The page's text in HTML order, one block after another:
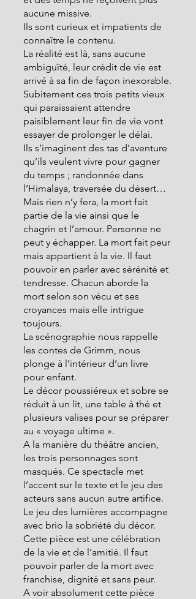
aucune missive.
Ils sont curieux et impatients de
connaître le contenu.
La réalité est là, sans aucune
ambiguïté, leur crédit de vie est
arrivé à sa fin de façon inexorable.
Subitement ces trois petits vieux
qui paraissaient attendre
paisiblement leur fin de vie vont
essayer de prolonger le délai.
Ils s’imaginent des tas d’aventure
qu’ils veulent vivre pour gagner
du temps ; randonnée dans
l’Himalaya, traversée du désert…
Mais rien n’y fera, la mort fait
partie de la vie ainsi que le
chagrin et l’amour. Personne ne
peut y échapper. La mort fait peur
mais appartient à la vie. Il faut
pouvoir en parler avec sérénité et
tendresse. Chacun aborde la
mort selon son vécu et ses
croyances mais elle intrigue
toujours.
La scénographie nous rappelle
les contes de Grimm, nous
plonge à l’intérieur d’un livre
pour enfant.
Le décor poussiéreux et sobre se
réduit à un lit, une table à thé et
plusieurs valises pour se préparer
au « voyage ultime ».
A la manière du théâtre ancien,
les trois personnages sont
masqués. Ce spectacle met
l’accent sur le texte et le jeu des
acteurs sans aucun autre artifice.
Le jeu des lumières accompagne
avec brio la sobriété du décor.
Cette pièce est une célébration
de la vie et de l’amitié. Il faut
pouvoir parler de la mort avec
franchise, dignité et sans peur.
A voir absolument cette pièce